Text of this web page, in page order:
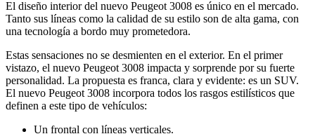
El diseño interior del nuevo Peugeot 3008 es único en el mercado.
Tanto sus líneas como la calidad de su estilo son de alta gama, con
una tecnología a bordo muy prometedora.
Estas sensaciones no se desmienten en el exterior. En el primer
vistazo, el nuevo Peugeot 3008 impacta y sorprende por su fuerte
personalidad. La propuesta es franca, clara y evidente: es un SUV.
El nuevo Peugeot 3008 incorpora todos los rasgos estilísticos que
definen a este tipo de vehículos:
Un frontal con líneas verticales.